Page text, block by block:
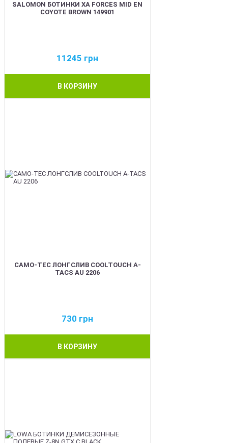
SALOMON БОТИНКИ XA FORCES MID EN
COYOTE BROWN 149901
11245 грн
В КОРЗИНУ
CAMO-TEC ЛОНГСЛИВ COOLTOUCH A-
TACS AU 2206
730 грн
В КОРЗИНУ